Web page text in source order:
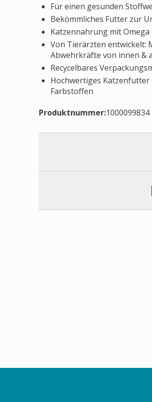
Für einen gesunden
Bekömmliches Futter zur
Katzennahrung mit
Von Tierärzten entwickelt:
Abwehrkräfte von innen &
Recycelbares
Hochwertiges
Farbstoffen
Produktnummer:1000099834